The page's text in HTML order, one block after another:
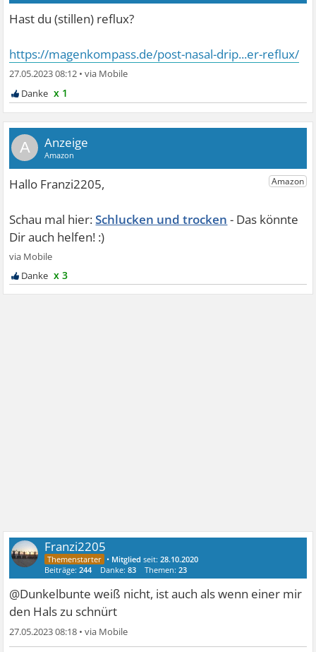
Hast du (stillen) reflux?
https://magenkompass.de/post-nasal-drip...er-reflux/
27.05.2023 08:12 •
x 1
A
Schlucken und trocken
x 3
Franzi2205
• Mitglied seit:28.10.2020
Beiträge:244 Danke:83 Themen:23
@Dunkelbunte weiß nicht, ist auch als wenn einer mir
den Hals zu schnürt
27.05.2023 08:18 •